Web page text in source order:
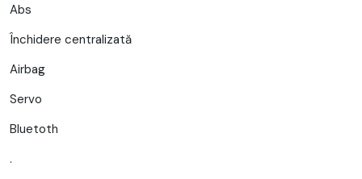
Abs
Închidere centralizată
Airbag
Servo
Bluetoth
.